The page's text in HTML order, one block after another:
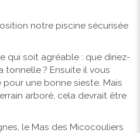
notre piscine sécurisée
qui soit agréable : que diriez-
tonnelle ? Ensuite il vous
une bonne sieste. Mais
arboré, cela devrait être
le Mas des Micocouliers